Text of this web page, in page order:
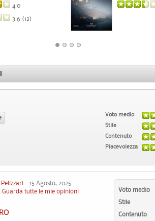
4.0
3.6 (12)
Voto medio
Stile
Contenuto
Piacevolezza
Voto medio
Stile
Contenuto
Pelizzari 15 Agosto, 2025
Guarda tutte le mie opinioni